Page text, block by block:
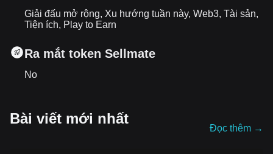
Giải đấu mở rộng, Xu hướng tuần này, Web3, Tài sản,
Tiện ích, Play to Earn
Ra mắt token Sellmate
No
Bài viết mới nhất
Đọc thêm →